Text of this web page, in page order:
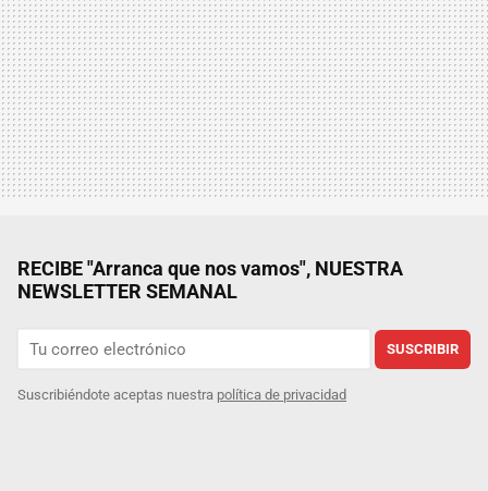
RECIBE "Arranca que nos vamos", NUESTRA
NEWSLETTER SEMANAL
SUSCRIBIR
Suscribiéndote aceptas nuestra política de privacidad